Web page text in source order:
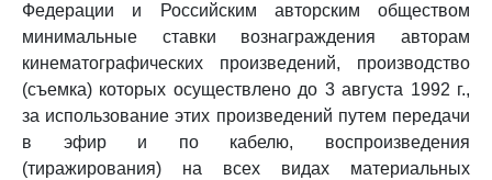
Федерации и Российским авторским обществом
минимальные ставки вознаграждения авторам
кинематографических произведений, производство
(съемка) которых осуществлено до 3 августа 1992 г.,
за использование этих произведений путем передачи
в эфир и по кабелю, воспроизведения
(тиражирования) на всех видах материальных